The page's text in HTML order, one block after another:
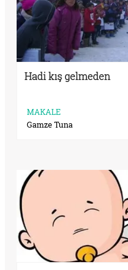
Hadi kış gelmeden
MAKALE
Gamze Tuna